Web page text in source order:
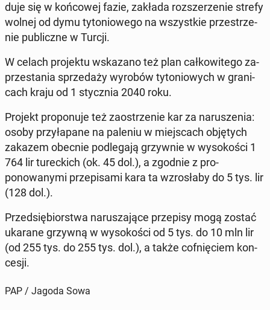
du­je się w koń­cowej fazie, zakłada rozsz­erze­nie strefy
wolnej od dymu ty­to­niowego na wszys­tkie przestrze­
nie pub­liczne w Turcji.
W celach pro­jek­tu wskazano też plan całkowitego za­
przes­ta­nia sprzedaży wyrobów ty­to­niowych w grani­
cach kraju od 1 sty­cz­nia 2040 roku.
Projekt pro­ponu­je też za­ostrze­nie kar za naruszenia:
osoby przyła­pane na paleniu w miejs­cach ob­ję­tych
zakazem obecnie podle­ga­ją grzy­wnie w wysokoś­ci 1
764 lir turec­kich (ok. 45 dol.), a zgodnie z pro­
ponowany­mi przepisa­mi kara ta wzrosła­by do 5 tys. lir
(128 dol.).
Przed­siębiorstwa narusza­jące przepisy mogą zostać
ukarane grzywną w wysokoś­ci od 5 tys. do 10 mln lir
(od 255 tys. do 255 tys. dol.), a także cofnię­ciem kon­
cesji.
PAP / Jagoda Sowa